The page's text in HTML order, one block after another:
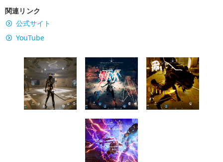
関連リンク
公式サイト
YouTube